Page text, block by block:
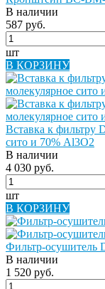
В наличии
587 руб.
шт
В КОРЗИНУ
Вставка к фильтру
сито и 70% Al3O2
В наличии
4 030 руб.
шт
В КОРЗИНУ
Фильтр-осушитель
В наличии
1 520 руб.